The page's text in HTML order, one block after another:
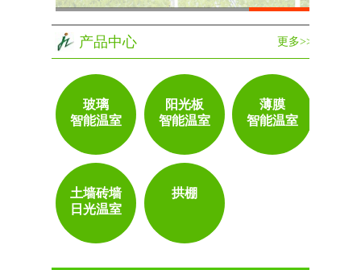
产品中心 更多>>
玻璃
智能温室
阳光板
智能温室
薄膜
智能温室
土墙砖墙
日光温室
拱棚